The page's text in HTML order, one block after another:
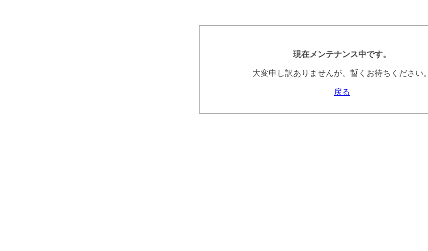
現在メンテナンス中です。
大変申し訳ありませんが、暫くお待ちください。
戻る